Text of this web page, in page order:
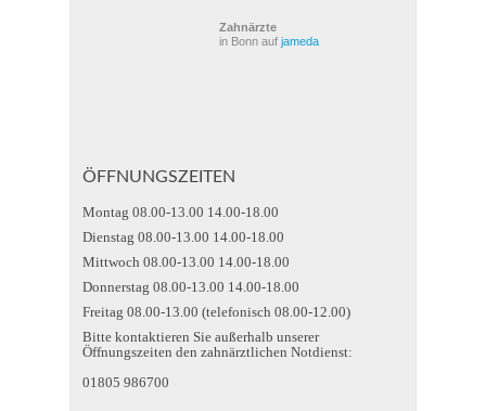
Zahnärzte
in Bonn auf jameda
ÖFFNUNGSZEITEN
Montag 08.00-13.00 14.00-18.00
Dienstag 08.00-13.00 14.00-18.00
Mittwoch 08.00-13.00 14.00-18.00
Donnerstag 08.00-13.00 14.00-18.00
Freitag 08.00-13.00 (telefonisch 08.00-12.00)
Bitte kontaktieren Sie außerhalb unserer
Öffnungszeiten den zahnärztlichen Notdienst:
01805 986700